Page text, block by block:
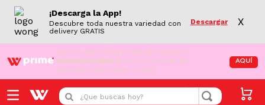
¡Descarga la App!
Descubre toda nuestra variedad con
delivery GRATIS
Descargar X
¡Aún no eres Wong Prime! Aprovecha el
DESPACHO GRATIS en tus compras de
supermercado desde S/79.90
AQUÍ
¿Que buscas hoy?